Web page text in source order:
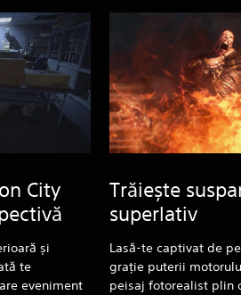
City
și
te
eveniment
Trăiește
superlativ
Lasă-te captivat de
grație puterii
peisaj fotorealist plin